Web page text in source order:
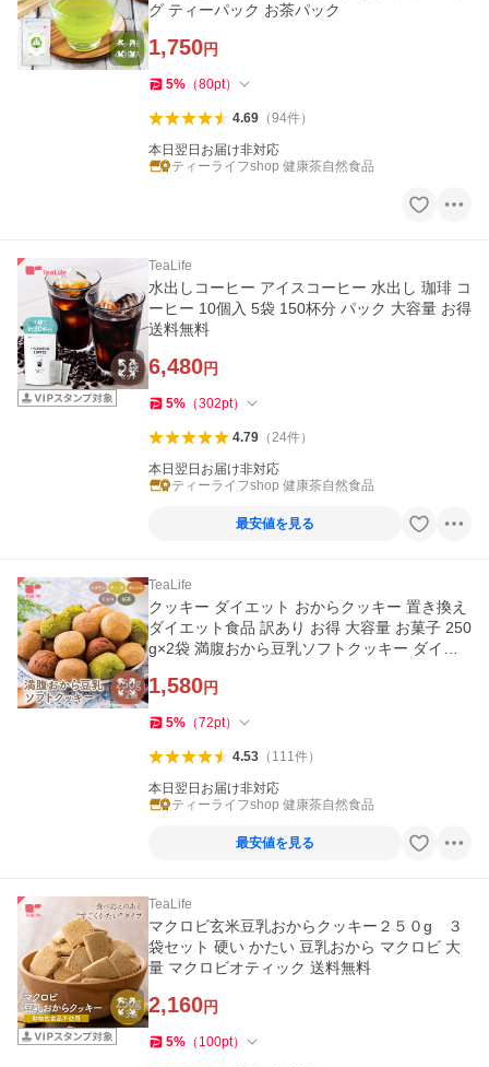
グ ティーパック お茶パック
1,750円
5% （80pt）
4.69（94件）
本日翌日お届け非対応
ティーライフshop 健康茶自然食品
TeaLife
水出しコーヒー アイスコーヒー 水出し 珈琲 コ
ーヒー 10個入 5袋 150杯分 パック 大容量 お得
送料無料
6,480円
5% （302pt）
4.79（24件）
本日翌日お届け非対応
ティーライフshop 健康茶自然食品
最安値を見る
TeaLife
クッキー ダイエット おからクッキー 置き換え
ダイエット食品 訳あり お得 大容量 お菓子 250
g×2袋 満腹おから豆乳ソフトクッキー ダイエ
1,580円
5% （72pt）
4.53（ 111件）
本日翌日お届け非対応
ティーライフshop 健康茶自然食品
最安値を見る
TeaLife
マクロビ玄米豆乳おからクッキー２５０g ３
袋セット 硬い かたい 豆乳おから マクロビ 大
量 マクロビオティック 送料無料
2,160円
5% （ 100pt）